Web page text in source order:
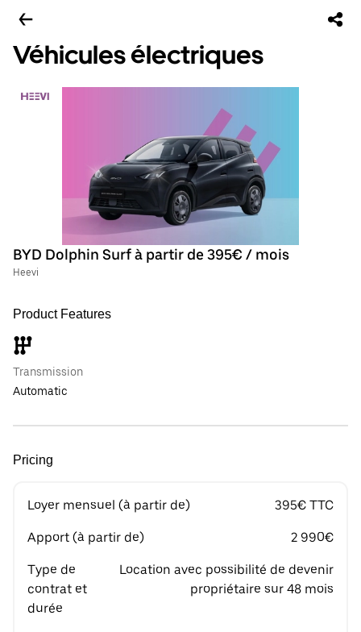
Véhicules électriques
BYD Dolphin Surf à partir de 395€ / mois
Heevi
Product Features
Transmission
Automatic
Pricing
Loyer mensuel (à partir de) 395€ TTC
Apport (à partir de) 2 990€
Type de
contrat et
durée
Location avec possibilité de devenir
propriétaire sur 48 mois